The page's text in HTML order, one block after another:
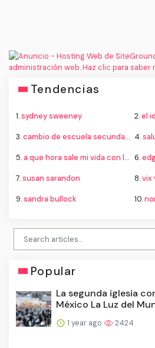
Tendencias
1.sydney sweeney 2.el
3.cambio de escuela secundaria 2026 4.
5.a que hora sale mi vida con los chicos walter 3 6.
7.susan sarandon 8.vix
9.sandra bullock 10.
Popular
La segunda iglesia
México La Luz del
1 year ago 2424